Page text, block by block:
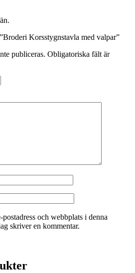
Korsstygnstavla med valpar”
publiceras. Obligatoriska fält är
och webbplats i denna
skriver en kommentar.